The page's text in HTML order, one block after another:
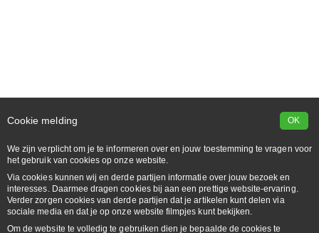
OK
Cookie melding
We zijn verplicht om je te informeren over en jouw toestemming te vragen voor
het gebruik van cookies op onze website.
Via cookies kunnen wij en derde partijen informatie over jouw bezoek en
interesses. Daarmee dragen cookies bij aan een prettige website-ervaring.
Verder zorgen cookies van derde partijen dat je artikelen kunt delen via
sociale media en dat je op onze website filmpjes kunt bekijken.
Om de website te volledig te gebruiken dien je bepaalde de cookies te